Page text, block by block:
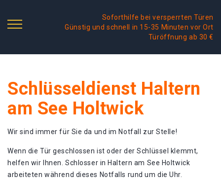
Soforthilfe bei versperrten Türen
Günstig und schnell in 15-35 Minuten vor Ort
Türöffnung ab 30 €
Schlüsseldienst Haltern
am See Holtwick
Wir sind immer für Sie da und im Notfall zur Stelle!
Wenn die Tür geschlossen ist oder der Schlüssel klemmt,
helfen wir Ihnen. Schlosser in Haltern am See Holtwick
arbeiteten während dieses Notfalls rund um die Uhr.